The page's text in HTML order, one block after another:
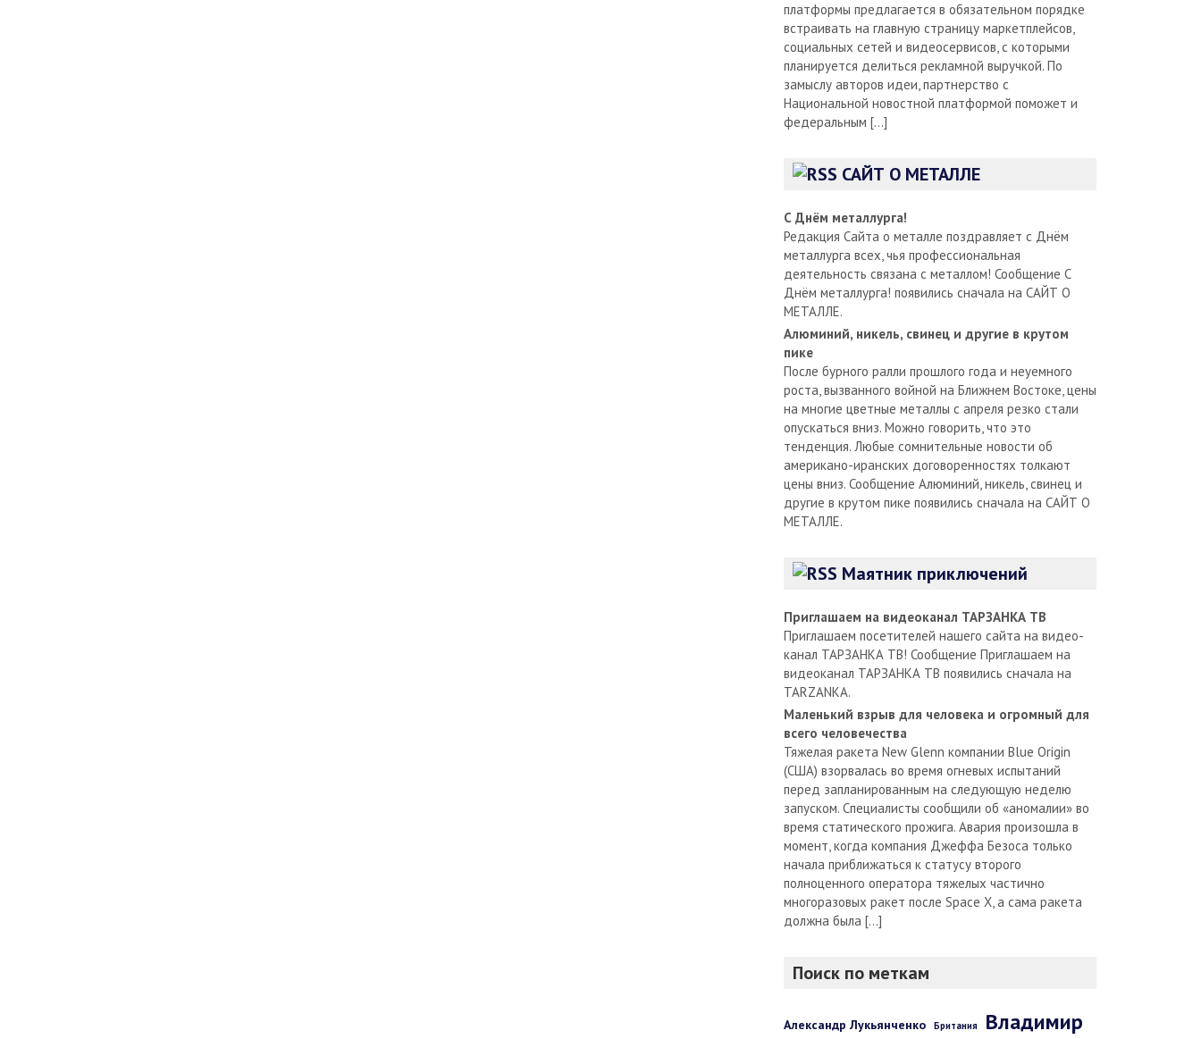
платформы предлагается в обязательном порядке
встраивать на главную страницу маркетплейсов,
социальных сетей и видеосервисов, с которыми
планируется делиться рекламной выручкой. По
замыслу авторов идеи, партнерство с
Национальной новостной платформой поможет и
федеральным […]
САЙТ О МЕТАЛЛЕ
С Днём металлурга!
Редакция Сайта о металле поздравляет с Днём
металлурга всех, чья профессиональная
деятельность связана с металлом! Сообщение С
Днём металлурга! появились сначала на САЙТ О
МЕТАЛЛЕ.
Алюминий, никель, свинец и другие в крутом
пике
После бурного ралли прошлого года и неуемного
роста, вызванного войной на Ближнем Востоке, цены
на многие цветные металлы с апреля резко стали
опускаться вниз. Можно говорить, что это
тенденция. Любые сомнительные новости об
американо-иранских договоренностях толкают
цены вниз. Сообщение Алюминий, никель, свинец и
другие в крутом пике появились сначала на САЙТ О
МЕТАЛЛЕ.
Маятник приключений
Приглашаем на видеоканал ТАРЗАНКА ТВ
Приглашаем посетителей нашего сайта на видео-
канал ТАРЗАНКА ТВ! Сообщение Приглашаем на
видеоканал ТАРЗАНКА ТВ появились сначала на
TARZANKA.
Маленький взрыв для человека и огромный для
всего человечества
Тяжелая ракета New Glenn компании Blue Origin
(США) взорвалась во время огневых испытаний
перед запланированным на следующую неделю
запуском. Специалисты сообщили об «аномалии» во
время статического прожига. Авария произошла в
момент, когда компания Джеффа Безоса только
начала приближаться к статусу второго
полноценного оператора тяжелых частично
многоразовых ракет после Space X, а сама ракета
должна была […]
Поиск по меткам
Александр Лукьянченко Британия Владимир